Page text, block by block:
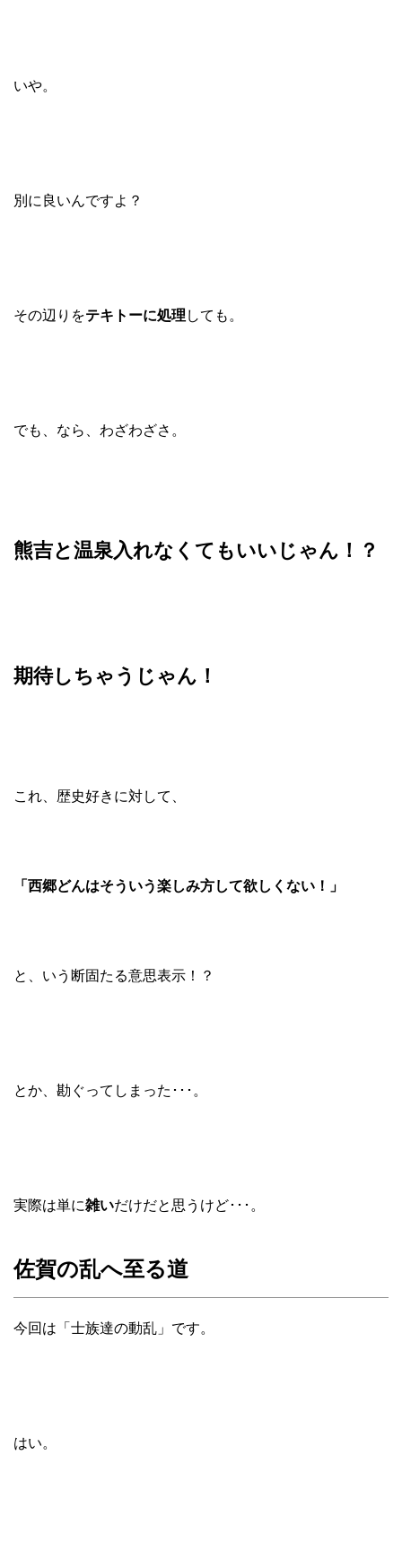
いや。
別に良いんですよ？
その辺りをテキトーに処理 しても。
でも、なら、わざわざさ。
熊吉と温泉入れなくてもいいじゃん！？
期待しちゃうじゃん！
これ、歴史好きに対して、
「西郷どんはそういう楽しみ方して欲しくない！」
と、いう断固たる意思表示！？
とか、勘ぐってしまった･･･。
実際は単に雑いだけだと思うけど･･･。
佐賀の乱へ至る道
今回は「士族達の動乱」です。
はい。